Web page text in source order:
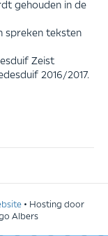
gehouden in de
spreken teksten
Zeist
2016/2017.
• Hosting door
Albers